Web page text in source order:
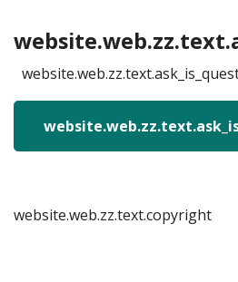
website.web.zz.text.copyright